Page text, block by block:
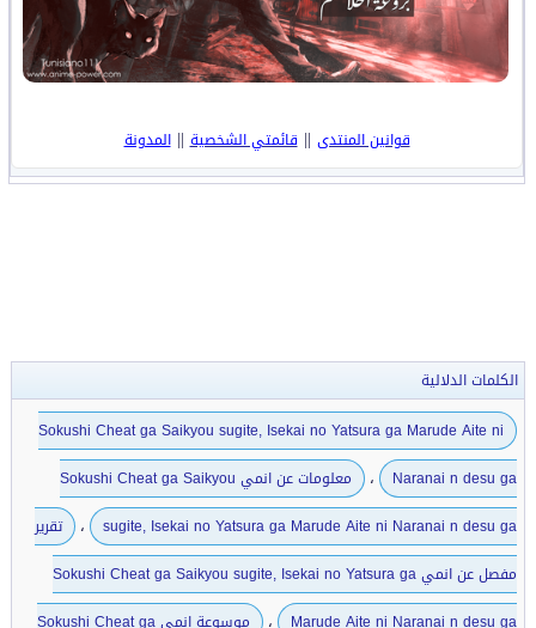
قوانين المنتدى ||قائمتي الشخصية||المدونة
الكلمات الدلالية
Sokushi Cheat ga Saikyou sugite, Isekai no Yatsura ga Marude Aite ni
Naranai n desu ga
،
معلومات عن انمي Sokushi Cheat ga Saikyou
sugite, Isekai no Yatsura ga Marude Aite ni Naranai n desu ga
،
تقرير
مفصل عن انمي Sokushi Cheat ga Saikyou sugite, Isekai no Yatsura ga
Marude Aite ni Naranai n desu ga
،
موسوعة انمي Sokushi Cheat ga